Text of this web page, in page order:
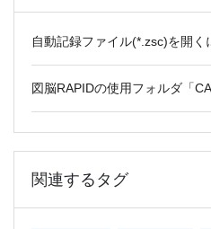
自動記録ファイル(*.zsc)を開く
図脳RAPIDの使用フォルダ「
関連するタグ